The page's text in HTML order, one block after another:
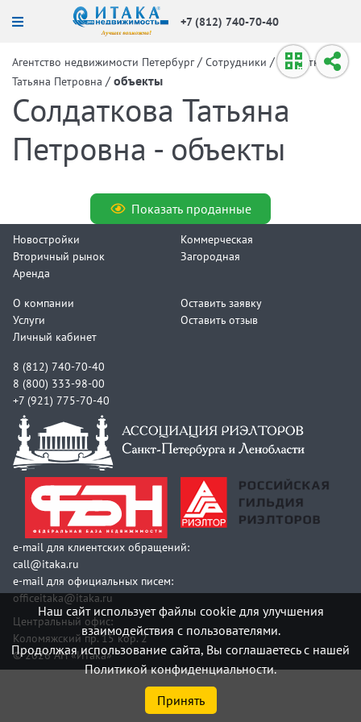
+7 (812) 740-70-40
Агентство недвижимости Петербург / Сотрудники / Солдаткова
Татьяна Петровна / объекты
Солдаткова Татьяна
Петровна - объекты
Показать проданные
Новостройки
Вторичный рынок
Аренда
Коммерческая
Загородная
О компании
Услуги
Личный кабинет
Оставить заявку
Оставить отзыв
8 (812) 740-70-40
8 (800) 333-98-00
+7 (921) 775-70-40
e-mail для клиентских обращений:
call@itaka.ru
e-mail для официальных писем:
officeitaka@itaka.ru
Центральный офис:
Коломяжский пр. 15 кор. 2
© 2026 АН «Итака»
Наш сайт использует файлы cookie для улучшения
взаимодействия с пользователями.
Продолжая использование сайта, Вы соглашаетесь с нашей
Политикой конфиденциальности.
Принять